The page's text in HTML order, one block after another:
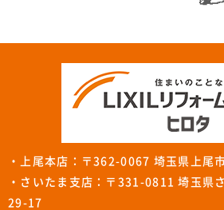
・上尾本店：〒362-0067 埼玉県上尾
・さいたま支店：〒331-0811 埼玉県
29-17